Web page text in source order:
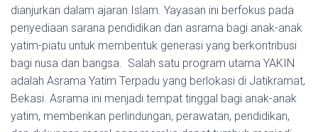
dianjurkan dalam ajaran Islam. Yayasan ini berfokus pada
penyediaan sarana pendidikan dan asrama bagi anak-anak
yatim-piatu untuk membentuk generasi yang berkontribusi
bagi nusa dan bangsa. Salah satu program utama YAKIN
adalah Asrama Yatim Terpadu yang berlokasi di Jatikramat,
Bekasi. Asrama ini menjadi tempat tinggal bagi anak-anak
yatim, memberikan perlindungan, perawatan, pendidikan,